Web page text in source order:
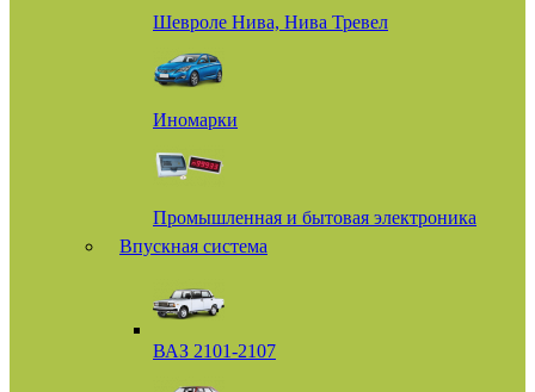
Шевроле Нива, Нива Тревел
Иномарки
Промышленная и бытовая электроника
Впускная система
ВАЗ 2101-2107